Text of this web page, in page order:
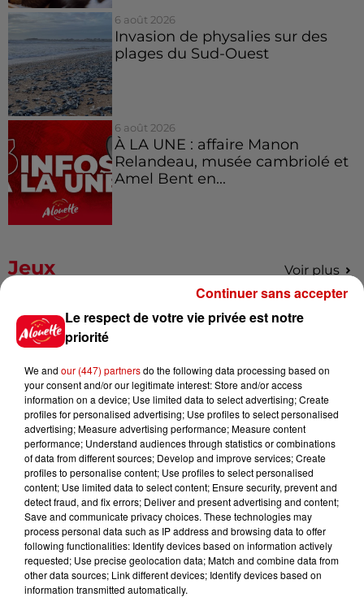
6 août 2026
Invasion de physalies sur des
plages du Sud-Ouest
6 août 2026
À LA UNE : affaire Manon
Relandeau, musée cambriolé et
Amel Bent en...
Jeux Voir plus
Gagnez vos places pour le
Festival du Roi Arthur 2026 !
Gagnez vos entrées pour le
Musée du Sport Automobile au
Mans !
Alouette vous invite à
Futuroscope Xperiences !
Le respect de votre vie privée est notre
priorité
We and our (447) partnersdo the following data processing based on
your consent and/or our legitimate interest: Store and/or access
information on a device; Use limited data to select advertising; Create
profiles for personalised advertising; Use profiles to select personalised
advertising; Measure advertising performance; Measure content
performance; Understand audiences through statistics or combinations
of data from different sources; Develop and improve services; Create
profiles to personalise content; Use profiles to select personalised
content; Use limited data to select content; Ensure security, prevent and
detect fraud, and fix errors; Deliver and present advertising and content;
Save and communicate privacy choices. These technologies may
process personal data such as IP address and browsing data to offer
following functionalities: Identify devices based on information actively
requested; Use precise geolocation data; Match and combine data from
other data sources; Link different devices; Identify devices based on
information transmitted automatically.
Continuer sans accepter